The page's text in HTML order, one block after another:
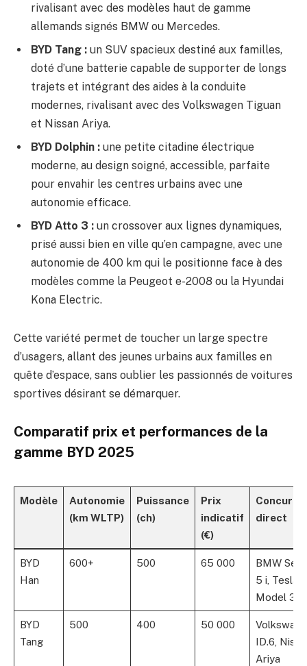
rivalisant avec des modèles haut de gamme
allemands signés BMW ou Mercedes.
BYD Tang : un SUV spacieux destiné aux familles,
doté d’une batterie capable de supporter de longs
trajets et intégrant des aides à la conduite
modernes, rivalisant avec des Volkswagen Tiguan
et Nissan Ariya.
BYD Dolphin : une petite citadine électrique
moderne, au design soigné, accessible, parfaite
pour envahir les centres urbains avec une
autonomie efficace.
BYD Atto 3 : un crossover aux lignes dynamiques,
prisé aussi bien en ville qu’en campagne, avec une
autonomie de 400 km qui le positionne face à des
modèles comme la Peugeot e-2008 ou la Hyundai
Kona Electric.
Cette variété permet de toucher un large spectre
d’usagers, allant des jeunes urbains aux familles en
quête d’espace, sans oublier les passionnés de voitures
sportives désirant se démarquer.
Comparatif prix et performances de la
gamme BYD 2025
Modèle
Autonomie
(km WLTP)
Puissance
(ch)
Prix
indicatif
(€)
direct
BYD
Han
600+ 500 65 000
BMW
5 i, Tesla
Model 3
BYD
Tang
500 400 50 000
ID.6,
Ariya